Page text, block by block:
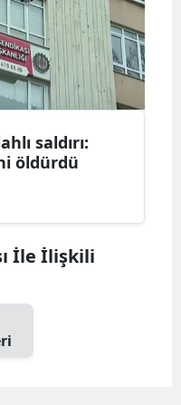
saldırı:
öldürdü
İle İlişkili